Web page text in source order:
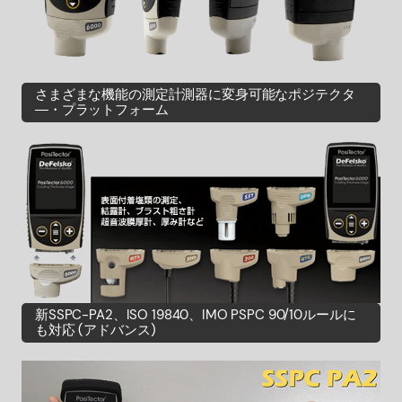
さまざまな機能の測定計測器に変身可能なポジテクタ
―・プラットフォーム
新SSPC-PA2、ISO 19840、IMO PSPC 90/10ルールに
も対応 (アドバンス)